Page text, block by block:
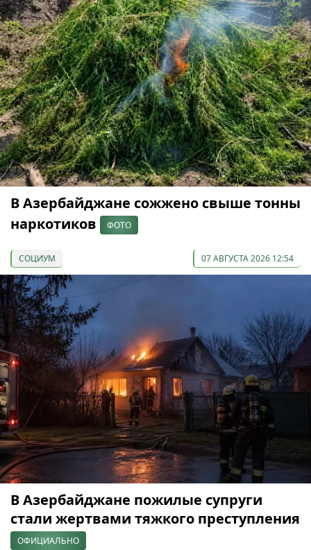
В Азербайджане сожжено свыше тонны
наркотиков
ФОТО
СОЦИУМ 07 АВГУСТА 2026 12:54
В Азербайджане пожилые супруги
стали жертвами тяжкого преступления
ОФИЦИАЛЬНО